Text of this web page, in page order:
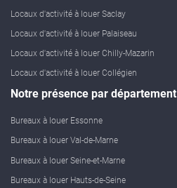
Locaux d'activité à louer Saclay
Locaux d'activité à louer Palaiseau
Locaux d'activité à louer Chilly-Mazarin
Locaux d'activité à louer Collégien
Notre présence par département
Bureaux à louer Essonne
Bureaux à louer Val-de-Marne
Bureaux à louer Seine-et-Marne
Bureaux à louer Hauts-de-Seine